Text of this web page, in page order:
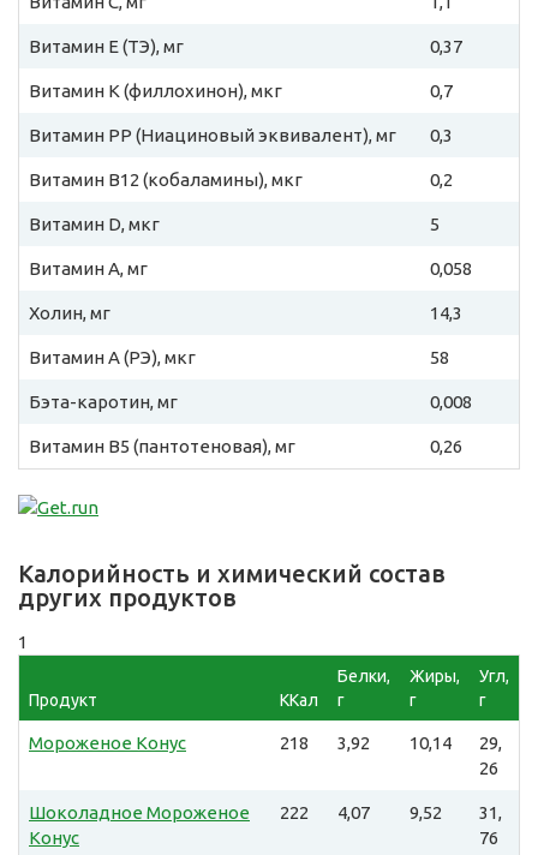
Витамин E (ТЭ), мг 0,37
Витамин К (филлохинон), мкг 0,7
Витамин PP (Ниациновый эквивалент), мг 0,3
Витамин B12 (кобаламины), мкг 0,2
Витамин D, мкг 5
Витамин A, мг 0,058
Холин, мг 14,3
Витамин A (РЭ), мкг 58
Бэта-каротин, мг 0,008
Витамин B5 (пантотеновая), мг 0,26
Калорийность и химический состав
других продуктов
1
Продукт ККал
Белки,
г
Жиры,
г
Угл,
г
Мороженое Конус 218 3,92 10,14
29,
26
Шоколадное Мороженое
Конус
222 4,07 9,52
31,
76